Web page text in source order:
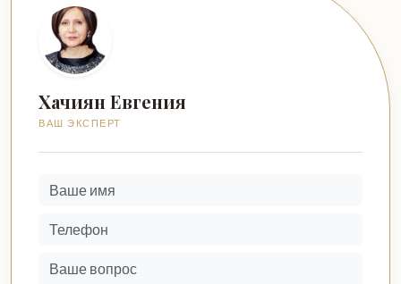
Хачиян Евгения
ВАШ ЭКСПЕРТ